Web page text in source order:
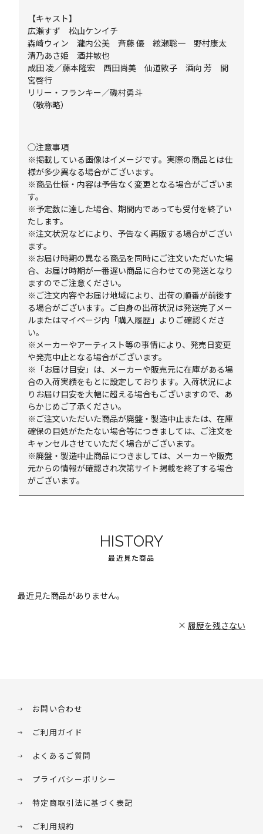
【キャスト】
広瀬すず 松山ケンイチ
森崎ウィン 瀧内公美 斉藤 優 絃瀬聡一 野村康太
清乃あさ姫 酒井敏也
成田 凌／藤本隆宏 西田尚美 仙道敦子 酒向 芳 間
宮啓行
リリー・フランキー／磯村勇斗
（敬称略）
◯注意事項
※掲載している画像はイメージです。実際の商品とは仕
様が多少異なる場合がございます。
※商品仕様・内容は予告なく変更となる場合がございま
す。
※予定数に達した場合、期間内であっても受付を終了い
たします。
※注文状況などにより、予告なく再販する場合がござい
ます。
※お届け時期の異なる商品を同時にご注文いただいた場
合、お届け時期が一番遅い商品に合わせての発送となり
ますのでご注意ください。
※ご注文内容やお届け地域により、出荷の順番が前後す
る場合がございます。ご自身の出荷状況は発送完了メー
ルまたはマイページ内「購入履歴」よりご確認くださ
い。
※メーカーやアーティスト等の事情により、発売日変更
や発売中止となる場合がございます。
※「お届け目安」は、メーカーや販売元に在庫がある場
合の入荷実績をもとに設定しております。入荷状況によ
りお届け目安を大幅に超える場合もございますので、あ
らかじめご了承ください。
※ご注文いただいた商品が廃盤・製造中止または、在庫
確保の目処がたたない場合等につきましては、ご注文を
キャンセルさせていただく場合がございます。
※廃盤・製造中止商品につきましては、メーカーや販売
元からの情報が確認され次第サイト掲載を終了する場合
がございます。
HISTORY
最近見た商品
最近見た商品がありません。
履歴を残さない
お問い合わせ
ご利用ガイド
よくあるご質問
プライバシーポリシー
特定商取引法に基づく表記
ご利用規約